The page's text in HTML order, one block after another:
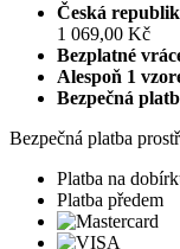
Česká
1 069,00 Kč
Bezplatné
Alespoň 1
Bezpečná
Bezpečná platba
Platba na
Platba předem